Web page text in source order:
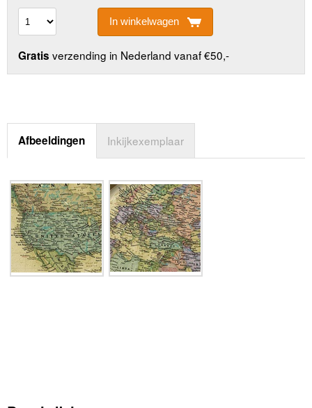
In winkelwagen
Gratis verzending in Nederland vanaf €50,-
Afbeeldingen Inkijkexemplaar